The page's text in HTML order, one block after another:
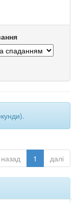
назад 1 далі